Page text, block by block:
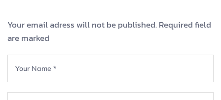
Your email adress will not be published. Required field
are marked